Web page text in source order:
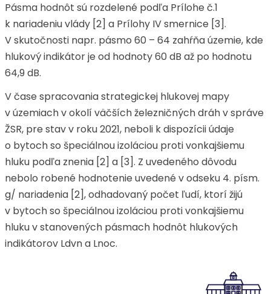
Pásma hodnôt sú rozdelené podľa Prílohe č.1
k nariadeniu vlády [2] a Prílohy IV smernice [3].
V skutočnosti napr. pásmo 60 – 64 zahŕňa územie, kde
hlukový indikátor je od hodnoty 60 dB až po hodnotu
64,9 dB.
V čase spracovania strategickej hlukovej mapy
v územiach v okolí väčších železničných dráh v správe
ŽSR, pre stav v roku 2021, neboli k dispozícii údaje
o bytoch so špeciálnou izoláciou proti vonkajšiemu
hluku podľa znenia [2] a [3]. Z uvedeného dôvodu
nebolo robené hodnotenie uvedené v odseku 4. písm.
g/ nariadenia [2], odhadovaný počet ľudí, ktorí žijú
v bytoch so špeciálnou izoláciou proti vonkajšiemu
hluku v stanovených pásmach hodnôt hlukových
indikátorov Ldvn a Lnoc.